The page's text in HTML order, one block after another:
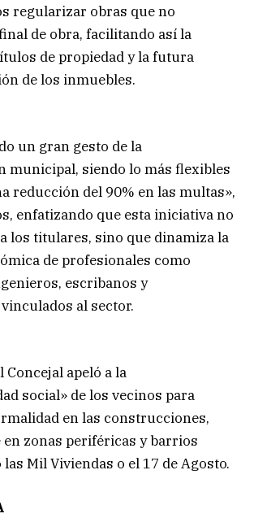
regularizar obras que no
de obra, facilitando así la
de propiedad y la futura
de los inmuebles.
un gran gesto de la
municipal, siendo lo más flexibles
reducción del 90% en las multas»,
enfatizando que esta iniciativa no
los titulares, sino que dinamiza la
de profesionales como
escribanos y
al sector.
Concejal apeló a la
social» de los vecinos para
en las construcciones,
en zonas periféricas y barrios
Mil Viviendas o el 17 de Agosto.